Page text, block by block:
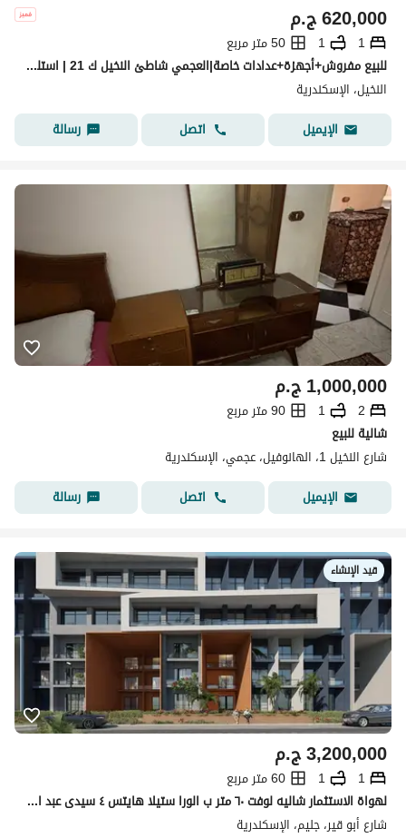
ج.م620,000
1
1
50 متر مربع
للبيع مفروش+أجهزة+عدادات خاصة|العجمي شاطئ النخيل ك 21 | استلم واسكن
النخيل، الإسكندرية
الإيميل
اتصل رسالة
ج.م1,000,000
2
1
90 متر مربع
شالية للبيع
شارع النخيل 1، الهانوفيل، عجمي، الإسكندرية
الإيميل
اتصل رسالة
قيد الإنشاء
ج.م3,200,000
1
1
60 متر مربع
لهواة الاستثمار شاليه لوفت ٦٠ متر ب الورا ستيلا هايتس ٤ سيدى عبد الرحم
شارع أبو قير، جليم، الإسكندرية